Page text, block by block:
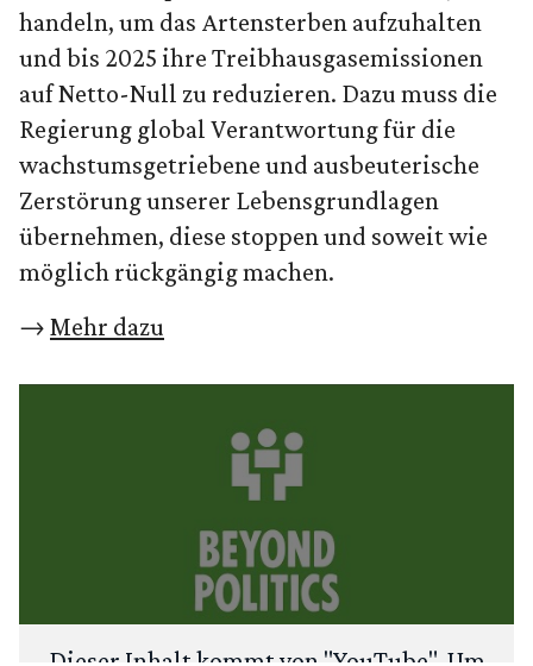
handeln, um das Artensterben aufzuhalten
und bis 2025 ihre Treibhausgasemissionen
auf Netto-Null zu reduzieren. Dazu muss die
Regierung global Verantwortung für die
wachstumsgetriebene und ausbeuterische
Zerstörung unserer Lebensgrundlagen
übernehmen, diese stoppen und soweit wie
möglich rückgängig machen.
→ Mehr dazu
Dieser Inhalt kommt von "YouTube". Um